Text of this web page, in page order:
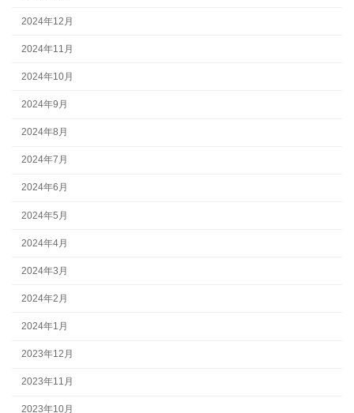
2024年12月
2024年11月
2024年10月
2024年9月
2024年8月
2024年7月
2024年6月
2024年5月
2024年4月
2024年3月
2024年2月
2024年1月
2023年12月
2023年11月
2023年10月